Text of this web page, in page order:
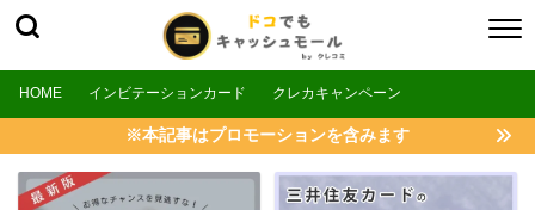
HOME インビテーションカード クレカキャンペーン
※本記事はプロモーションを含みます